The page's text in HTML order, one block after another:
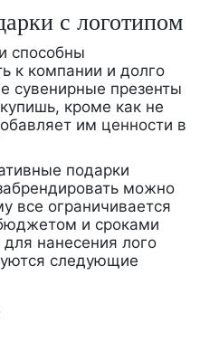
с логотипом
способны
к компании и долго
сувенирные презенты
кроме как не
им ценности в
подарки
можно
все ограничивается
и сроками
нанесения лого
следующие